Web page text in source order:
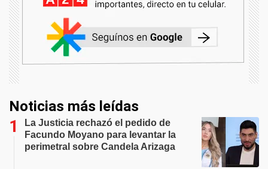
Noticias más leídas
La Justicia rechazó el pedido de
Facundo Moyano para levantar la
perimetral sobre Candela Arizaga